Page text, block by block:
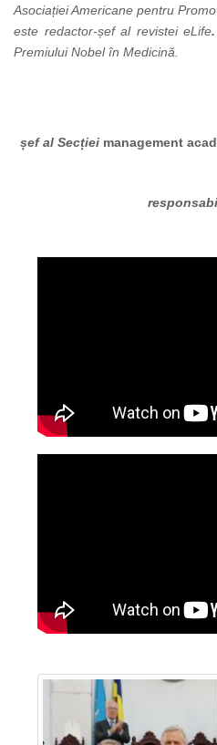
Asociației Americane pentru
este redactor-șef al revistei eLife.
Premiului Nobel în Medicină.
șef al Secției management